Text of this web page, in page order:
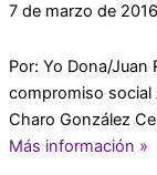
7 de marzo de 2016
Por: Yo Dona/Juan
compromiso social
Charo González
Más información »